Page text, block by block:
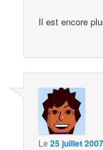
Il est encore
Le25 juillet